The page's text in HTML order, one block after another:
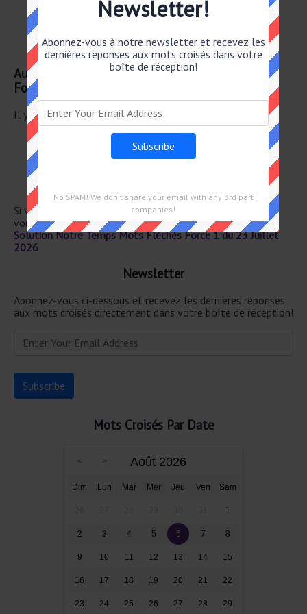
À toi
Tantale au labo
Autre 23 Juillet 2026 Notre Temps Mots Fléchés
Force 1
Il y a un total de 28 mots croisés pour le 23 Juillet 2026.
FLAIRE QUELQUE CHOSE
DÉBAT CRITIQUE
Si vous avez déjà résolu cet indice de mots croisés et que
vous recherchez le message principal, rendez-vous sur
Solution Notre Temps Mots Fléchés Force 1 du 23 Juillet
2026
Newsletter
Abonnez-vous ci-dessous et recevez les dernières réponses
aux mots croisés directement dans votre boîte de réception!
Mots Croisés Par Date
Août 2026
Dim Lun Mar Mer Jeu Ven Sam
1
2 3 4 5 6 7 8
9 10 11 12 13 14 15
16 17 18 19 20 21 22
23 24 25 26 27 28 29
Newsletter!
Abonnez-vous à notre newsletter et recevez les
dernières réponses aux mots croisés dans votre
boîte de réception!
No SPAM! We don't share your email with any 3rd part
companies!